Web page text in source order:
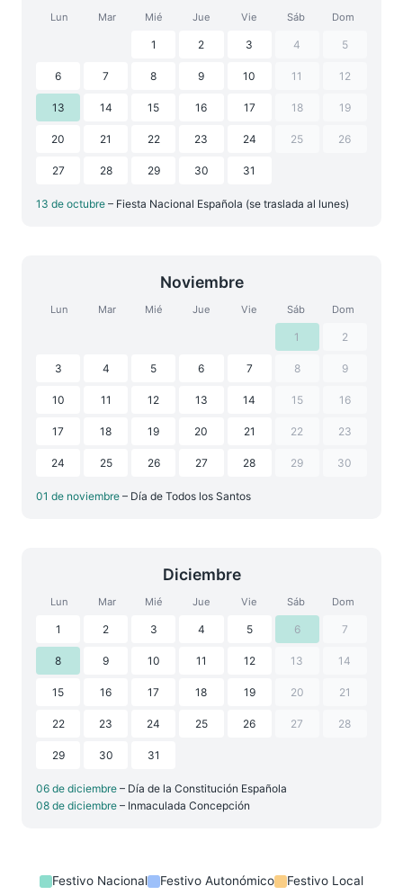
Lun Mar Mié Jue Vie Sáb Dom
1 2 3 4 5
6 7 8 9 10 11 12
13 14 15 16 17 18 19
20 21 22 23 24 25 26
27 28 29 30 31
13 de octubre – Fiesta Nacional Española (se traslada al lunes)
Noviembre
Lun Mar Mié Jue Vie Sáb Dom
1 2
3 4 5 6 7 8 9
10 11 12 13 14 15 16
17 18 19 20 21 22 23
24 25 26 27 28 29 30
01 de noviembre – Día de Todos los Santos
Diciembre
Lun Mar Mié Jue Vie Sáb Dom
1 2 3 4 5 6 7
8 9 10 11 12 13 14
15 16 17 18 19 20 21
22 23 24 25 26 27 28
29 30 31
06 de diciembre – Día de la Constitución Española
08 de diciembre – Inmaculada Concepción
Festivo Nacional Festivo Autonómico Festivo Local